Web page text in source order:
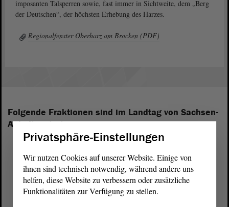
imposanten Talsperren sowie, fast immer in Sichtweite, dem „Berg
der Deutschen“, der höchsten Erhebung des Harzes.
Regionalfenster Oberharz am Brocken (PDF)
Folgende Fraktionen sind im Landtag von Sachsen-
Anhalt vertreten:
Privatsphäre-Einstellungen
Wir nutzen Cookies auf unserer Website. Einige von
ihnen sind technisch notwendig, während andere uns
helfen, diese Website zu verbessern oder zusätzliche
Funktionalitäten zur Verfügung zu stellen.